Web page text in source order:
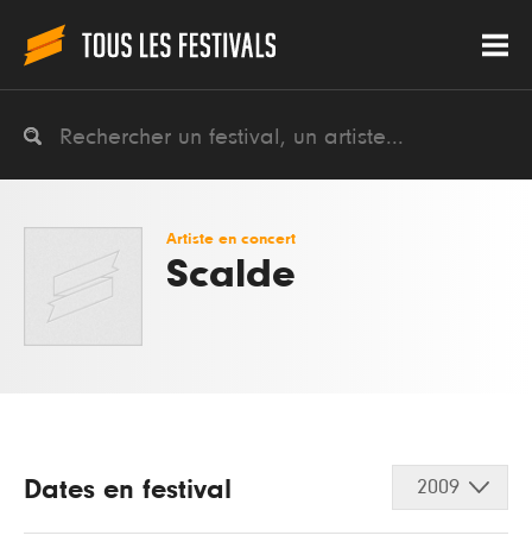
Artiste en concert
Scalde
Dates en festival 2009